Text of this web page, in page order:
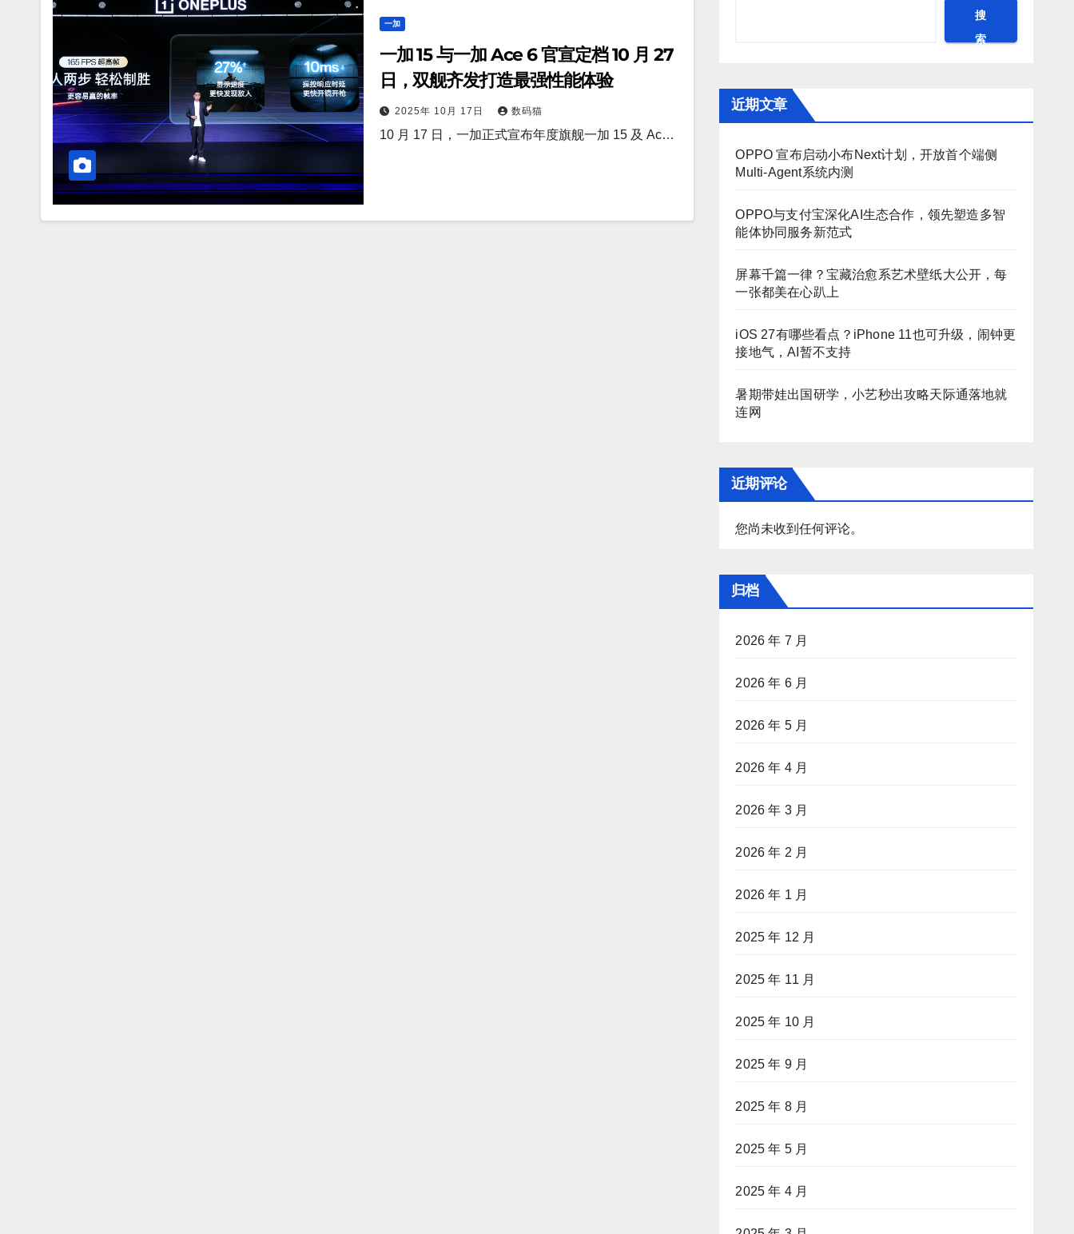
一加
一加 15 与一加 Ace 6 官宣定档 10 月 27
日，双舰齐发打造最强性能体验
2025年 10月 17日 数码猫
10 月 17 日，一加正式宣布年度旗舰一加 15 及 Ac…
搜
索
近期文章
OPPO 宣布启动小布Next计划，开放首个端侧
Multi-Agent系统内测
OPPO与支付宝深化AI生态合作，领先塑造多智
能体协同服务新范式
屏幕千篇一律？宝藏治愈系艺术壁纸大公开，每
一张都美在心趴上
iOS 27有哪些看点？iPhone 11也可升级，闹钟更
接地气，AI暂不支持
暑期带娃出国研学，小艺秒出攻略天际通落地就
连网
近期评论
您尚未收到任何评论。
归档
2026 年 7 月
2026 年 6 月
2026 年 5 月
2026 年 4 月
2026 年 3 月
2026 年 2 月
2026 年 1 月
2025 年 12 月
2025 年 11 月
2025 年 10 月
2025 年 9 月
2025 年 8 月
2025 年 5 月
2025 年 4 月